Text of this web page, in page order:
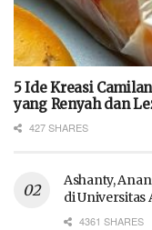
5 Ide Kreasi
yang Renyah dan
427 SHARES
Ashanty,
di Universitas
4361 SHARES